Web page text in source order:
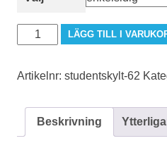
studentskylt-
62
LÄGG TILL I
Artikelnr: studentskylt-62
Beskrivning